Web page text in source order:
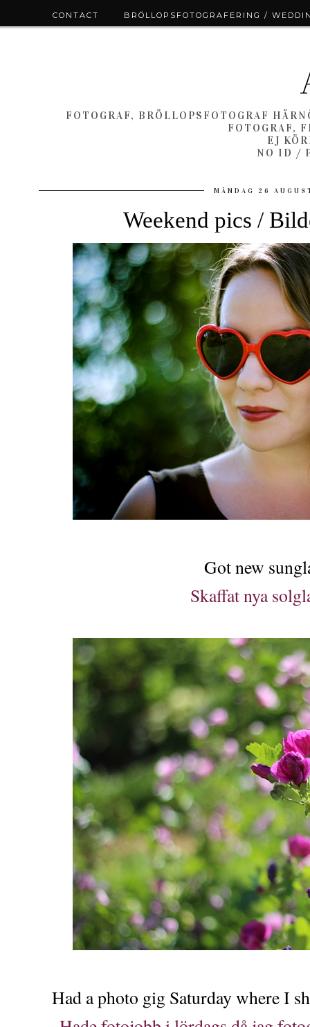
FOTOGRAF, BRÖLLOPSFOTOGRAF
FOTOGRAF,
EJ
NO ID /
MÅNDAG 26
Weekend pics /
Got new
Skaffat nya
Had a photo gig Saturday where I
CONTACT BRÖLLOPSFOTOGRAFERING /